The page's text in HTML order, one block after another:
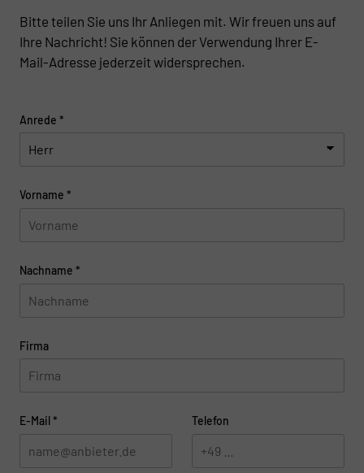
Bitte teilen Sie uns Ihr Anliegen mit. Wir freuen uns auf
Ihre Nachricht! Sie können der Verwendung Ihrer E-
Mail-Adresse jederzeit widersprechen.
Anrede *
Vorname *
Nachname *
Firma
E-Mail* Telefon